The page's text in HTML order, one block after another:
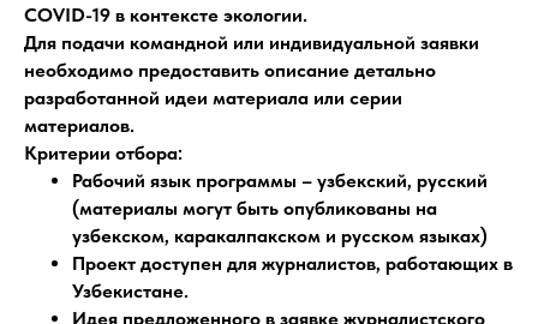
COVID-19 в контексте экологии.
Для подачи командной или индивидуальной заявки
необходимо предоставить описание детально
разработанной идеи материала или серии
материалов.
Критерии отбора:
Рабочий язык программы – узбекский, русский
(материалы могут быть опубликованы на
узбекском, каракалпакском и русском языках)
Проект доступен для журналистов, работающих в
Узбекистане.
Идея предложенного в заявке журналистского